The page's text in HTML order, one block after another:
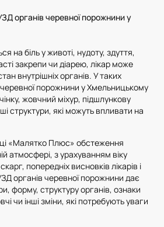
органів черевної порожнини у
на біль у животі, нудоту, здуття,
закрепи чи діарею, лікар може
внутрішніх органів. У таких
порожнини у Хмельницькому
жовчний міхур, підшлункову
структури, які можуть впливати на
«Малятко Плюс» обстеження
атмосфері, з урахуванням віку
попередніх висновків лікарів і
органів черевної порожнини дає
форму, структуру органів, ознаки
чи інші зміни, які потребують уваги